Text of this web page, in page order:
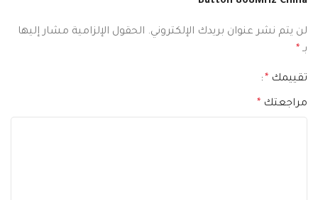
لن يتم نشر عنوان بريدك الإلكتروني. الحقول الإلزامية مشار إليها
بـ *
تقييمك *
مراجعتك *